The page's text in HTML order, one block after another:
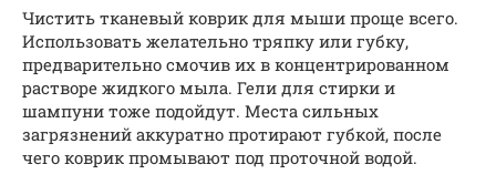
Чистить тканевый коврик для мыши проще всего.
Использовать желательно тряпку или губку,
предварительно смочив их в концентрированном
растворе жидкого мыла. Гели для стирки и
шампуни тоже подойдут. Места сильных
загрязнений аккуратно протирают губкой, после
чего коврик промывают под проточной водой.